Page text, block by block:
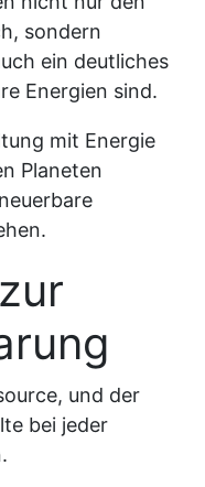
sondern
ein deutliches
Energien sind.
mit Energie
Planeten
und der
bei jeder